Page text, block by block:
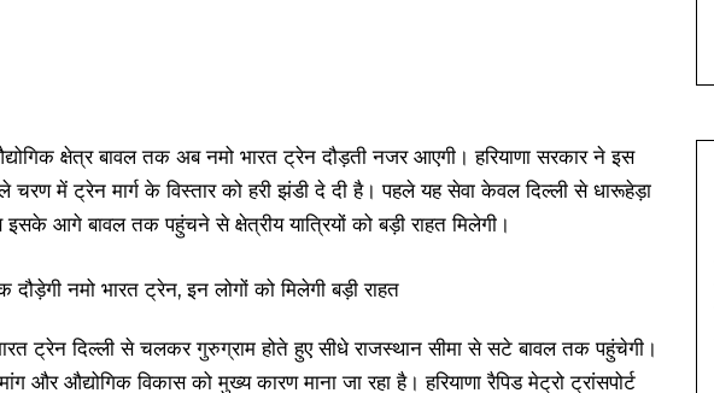
क्षेत्र बावल तक अब नमो भारत ट्रेन दौड़ती नजर आएगी। हरियाणा सरकार ने इस
चरण में ट्रेन मार्ग के विस्तार को हरी झंडी दे दी है। पहले यह सेवा केवल दिल्ली से धारूहेड़ा
आगे बावल तक पहुंचने से क्षेत्रीय यात्रियों को बड़ी राहत मिलेगी।
ट्रेन दिल्ली से चलकर गुरुग्राम होते हुए सीधे राजस्थान सीमा से सटे बावल तक पहुंचेगी।
और औद्योगिक विकास को मुख्य कारण माना जा रहा है। हरियाणा रैपिड मेट्रो ट्रांसपोर्ट